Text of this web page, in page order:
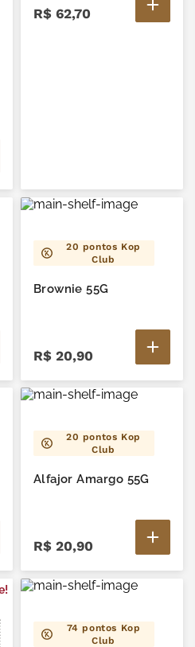
R$ 62,70
20 pontos Kop
Club
Brownie 55G
R$ 20,90
20 pontos Kop
Club
Alfajor Amargo 55G
R$ 20,90
74 pontos Kop
Club